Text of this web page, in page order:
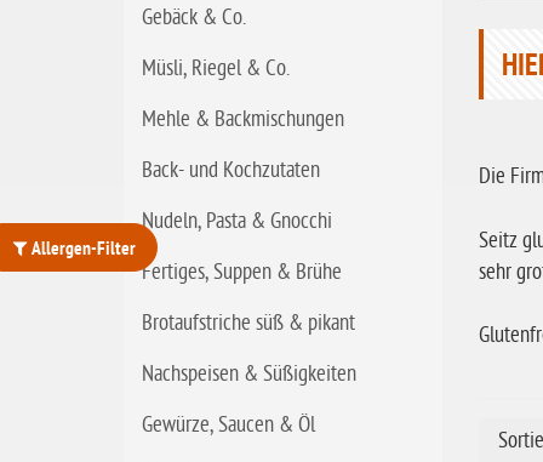
Allergen-Filter
e
Die
Seitz
sehr
Gebäck & Co.
Müsli, Riegel & Co.
Mehle & Backmischungen
Back- und Kochzutaten
Nudeln, Pasta & Gnocchi
Fertiges, Suppen & Brühe
Brotaufstriche süß & pikant
Nachspeisen & Süßigkeiten
Gewürze, Saucen & Öl